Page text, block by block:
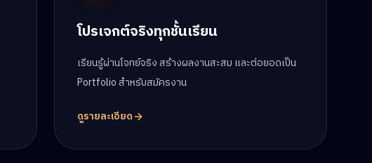
โปรเจกต์จริงทุกชั้นเรียน
เรียนรู้ผ่านโจทย์จริง สร้างผลงานสะสม และต่อยอดเป็น
Portfolio สำหรับสมัครงาน
ดูรายละเอียด